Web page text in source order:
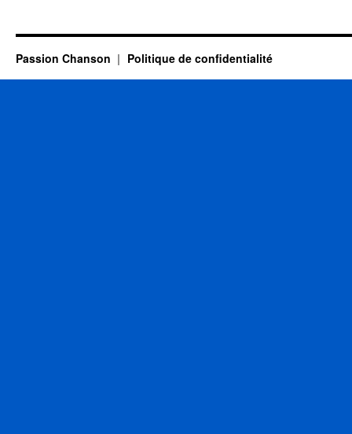
Passion Chanson Politique de confidentialité